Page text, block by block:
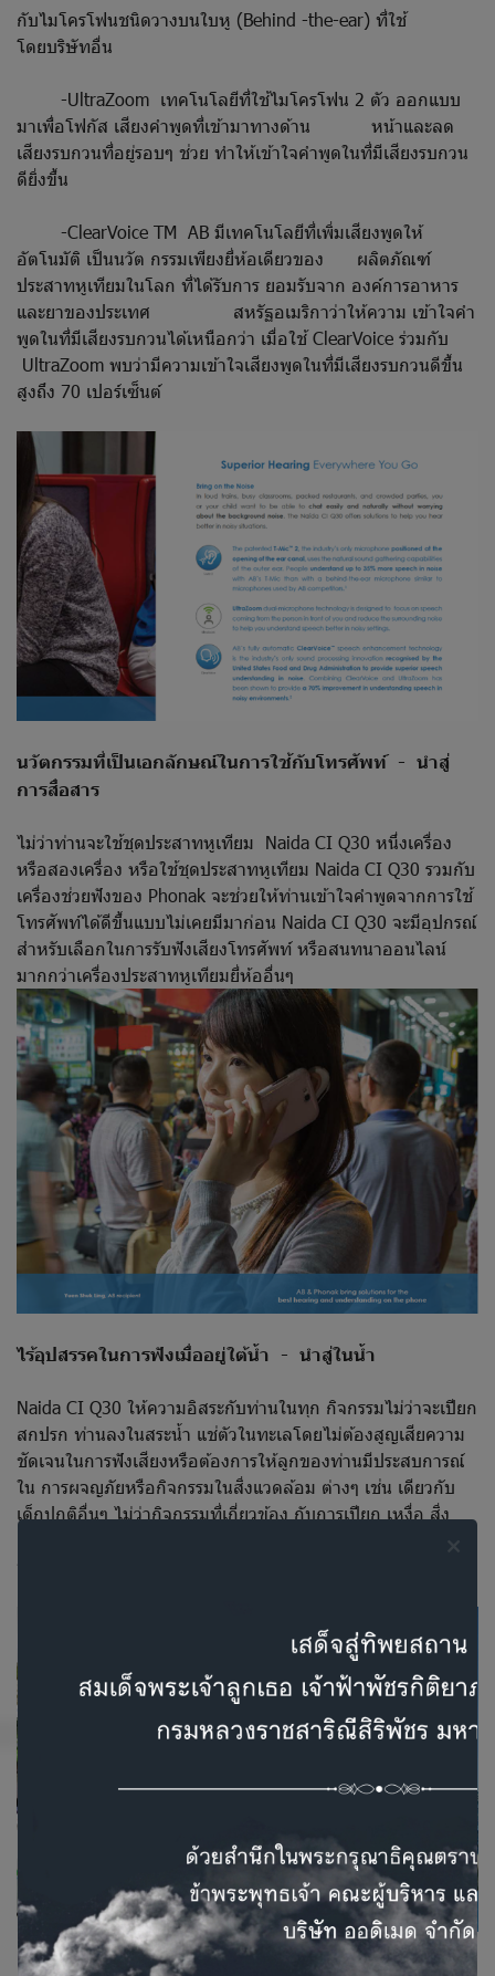
กับไมโครโฟนชนิดวางบนใบหู (Behind -the-ear) ที่ใช้
โดยบริษัทอื่น
-UltraZoom เทคโนโลยีที่ใช้ไมโครโฟน 2 ตัว ออกแบบ
มาเพื่อโฟกัส เสียงคำพูดที่เข้ามาทางด้าน หน้าและลด
เสียงรบกวนที่อยู่รอบๆ ช่วย ทำให้เข้าใจคำพูดในที่มีเสียงรบกวน
ดียิ่งขึ้น
-ClearVoice TM AB มีเทคโนโลยีที่เพิ่มเสียงพูดให้
อัตโนมัติ เป็นนวัต กรรมเพียงยี่ห้อเดียวของ ผลิตภัณฑ์
ประสาทหูเทียมในโลก ที่ได้รับการ ยอมรับจาก องค์การอาหาร
และยาของประเทศ สหรัฐอเมริกาว่าให้ความ เข้าใจคำ
พูดในที่มีเสียงรบกวนได้เหนือกว่า เมื่อใช้ ClearVoice ร่วมกับ
UltraZoom พบว่ามีความเข้าใจเสียงพูดในที่มีเสียงรบกวนดีขึ้น
สูงถึง 70 เปอร์เซ็นต์
นวัตกรรมที่เป็นเอกลักษณ์ในการใช้กับโทรศัพท์ - นำสู่
การสื่อสาร
ไม่ว่าท่านจะใช้ชุดประสาทหูเทียม Naida CI Q30 หนึ่งเครื่อง
หรือสองเครื่อง หรือใช้ชุดประสาทหูเทียม Naida CI Q30 รวมกับ
เครื่องช่วยฟังของ Phonak จะช่วยให้ท่านเข้าใจคำพูดจากการใช้
โทรศัพท์ได้ดีขึ้นแบบไม่เคยมีมาก่อน Naida CI Q30 จะมีอุปกรณ์
สำหรับเลือกในการรับฟังเสียงโทรศัพท์ หรือสนทนาออนไลน์
มากกว่าเครื่องประสาทหูเทียมยี่ห้ออื่นๆ
ไร้อุปสรรคในการฟังเมื่ออยู่ใต้น้ำ - นำสู่ในน้ำ
Naida CI Q30 ให้ความอิสระกับท่านในทุก กิจกรรมไม่ว่าจะเปียก
สกปรก ท่านลงในสระน้ำ แช่ตัวในทะเลโดยไม่ต้องสูญเสียความ
ชัดเจนในการฟังเสียงหรือต้องการให้ลูกของท่านมีประสบการณ์
ใน การผจญภัยหรือกิจกรรมในสิ่งแวดล้อม ต่างๆ เช่น เดียวกับ
เด็กปกติอื่นๆ ไม่ว่ากิจกรรมที่เกี่ยวข้อง กับการเปียก เหงื่อ สิ่ง
จะอยู่ในสถาน การณ์ใดก็ตาม